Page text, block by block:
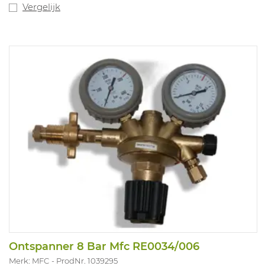
Vergelijk
Ontspanner 8 Bar Mfc RE0034/006
Merk: MFC ProdNr. 1039295